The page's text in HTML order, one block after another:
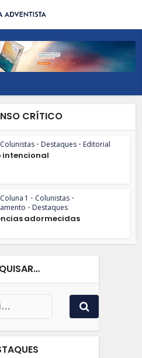
CRÍTICO
Colunistas • Destaques • Editorial
intencional
Coluna 1 • Colunistas •
• Destaques
adormecidas